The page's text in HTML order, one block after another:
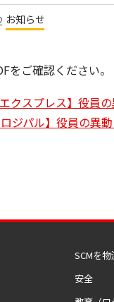
お知らせ
をご確認ください。
エクスプレス】役員
ロジパル】役員の異
SCMを
安全